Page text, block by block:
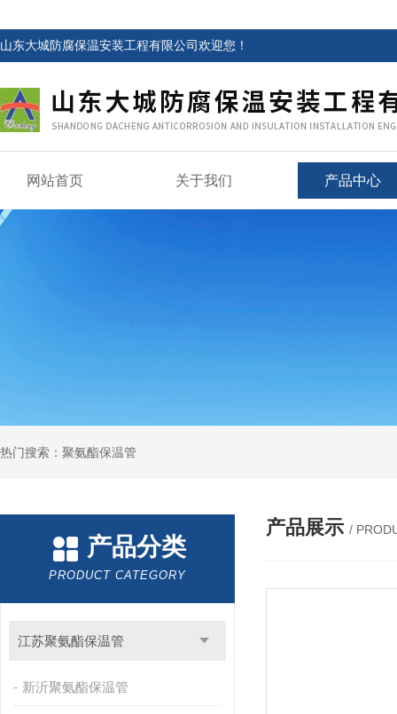
山东大城防腐保温安装工程有限公司欢迎您！
网站首页 关于我们 产品中心
热门搜索：聚氨酯保温管
产品分类
PRODUCT CATEGORY
江苏聚氨酯保温管
新沂聚氨酯保温管
产品展示 /